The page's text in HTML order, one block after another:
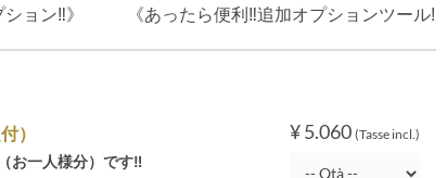
ョン‼》 《あったら便利‼追加オプションツール‼》
¥ 5.060 (Tasse incl.)
）
お一人様分）です‼